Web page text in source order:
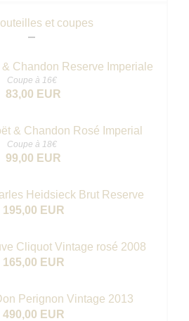
et coupes
Chandon Reserve Imperiale
Coupe à 16€
83,00 EUR
& Chandon Rosé Imperial
Coupe à 18€
99,00 EUR
Heidsieck Brut Reserve
195,00 EUR
Cliquot Vintage rosé 2008
165,00 EUR
Perignon Vintage 2013
490,00 EUR